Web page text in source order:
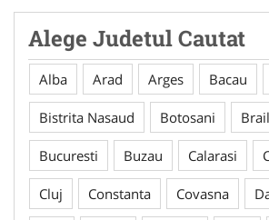
Alege Judetul Cautat
Alba Arad Arges Bacau
Bistrita Nasaud Botosani
Bucuresti Buzau Calarasi
Cluj Constanta Covasna